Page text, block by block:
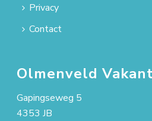
Privacy
Contact
Olmenveld
Gapingseweg 5
4353 JB